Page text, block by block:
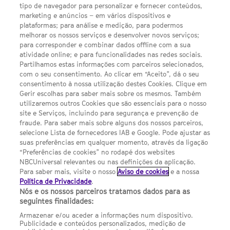
LINKS ÚTEIS
Escolhas de Anúncios
Política de privacidade
Termos E Condições
FILMES
UMA DIVISÃO DA NBCUNIVERSAL
Contact us by email: contact.SYFYPortugal@ncbuni.com
NBC Universal Global Networks España S.L.U. is wholly owned
by Universal Studios International BV
NBC Universal Global Networks, S.L.U. Paseo de la Castellana,
tipo de navegador para personalizar e fornecer conteúdos,
marketing e anúncios – em vários dispositivos e
plataformas; para análise e medição, para podermos
melhorar os nossos serviços e desenvolver novos serviços;
para corresponder e combinar dados offline com a sua
atividade online; e para funcionalidades nas redes sociais.
Partilhamos estas informações com parceiros selecionados,
com o seu consentimento. Ao clicar em “Aceito”, dá o seu
consentimento à nossa utilização destes Cookies. Clique em
Gerir escolhas para saber mais sobre os mesmos. Também
utilizaremos outros Cookies que são essenciais para o nosso
site e Serviços, incluindo para segurança e prevenção de
fraude. Para saber mais sobre alguns dos nossos parceiros,
selecione Lista de fornecedores IAB e Google. Pode ajustar as
suas preferências em qualquer momento, através da ligação
“Preferências de cookies” no rodapé dos websites
NBCUniversal relevantes ou nas definições da aplicação.
Para saber mais, visite o nossoAviso de cookies e a nossa
Política de Privacidade.
Nós e os nossos parceiros tratamos dados para as
seguintes finalidades:
Armazenar e/ou aceder a informações num dispositivo.
Publicidade e conteúdos personalizados, medição de